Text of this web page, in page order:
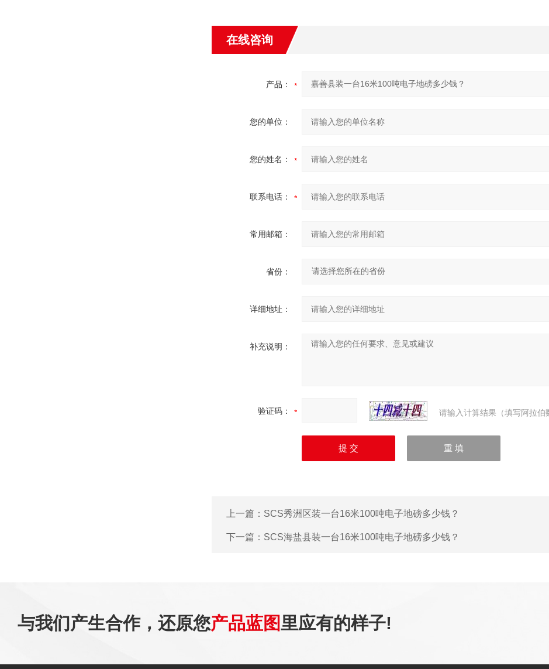
在线咨询
产品：
您的单位：
您的姓名：
联系电话：
常用邮箱：
省份：
详细地址：
补充说明：
验证码： 请输入计算结果（填写阿拉伯
上一篇： SCS秀洲区装一台16米100吨电子地磅多少钱？
下一篇： SCS海盐县装一台16米100吨电子地磅多少钱？
与我们产生合作，还原您产品蓝图里应有的样子!